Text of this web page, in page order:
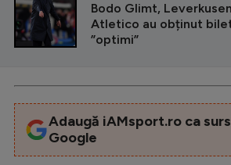
Bodo Glimt,
Atletico au obținut
”optimi”
Adaugă iAMsport.ro ca
Google